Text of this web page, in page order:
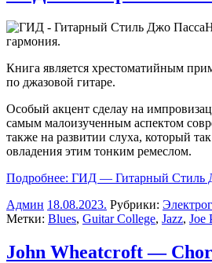
гармония.
Книга является хрестоматийным
по джазовой гитаре.
Особый акцент сделаy на
самым малоизученным аспектом
также на развитии слуха, который
овладения этим тонким ремеслом.
Подробнее: ГИД — Гитарный Стиль
Админ 18.08.2023. Рубрики:
Метки: Blues, Guitar College, Jazz, Joe
John Wheatcroft —